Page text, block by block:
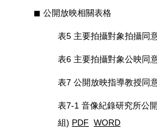
◼︎ 公開放映相關表格
表5 主要拍攝對象拍攝同
表6 主要拍攝對象公映同
表7 公開放映指導教授同
表7-1 音像紀錄研究所公
組) PDF WORD